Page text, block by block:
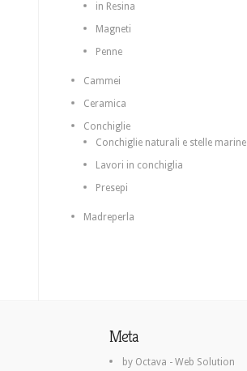
in Resina
Magneti
Penne
Cammei
Ceramica
Conchiglie
Conchiglie naturali e stelle marine
Lavori in conchiglia
Presepi
Madreperla
Meta
by Octava - Web Solution